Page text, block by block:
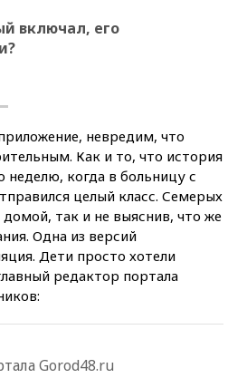
включал, его
невредим, что
Как и то, что история
неделю, когда в больницу с
целый класс. Семерых
так и не выяснив, что же
Одна из версий
Дети просто хотели
редактор портала
Gorod48.ru